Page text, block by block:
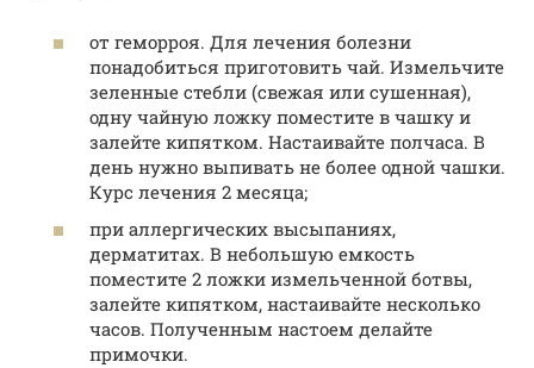
от геморроя. Для лечения болезни
понадобиться приготовить чай. Измельчите
зеленные стебли (свежая или сушенная),
одну чайную ложку поместите в чашку и
залейте кипятком. Настаивайте полчаса. В
день нужно выпивать не более одной чашки.
Курс лечения 2 месяца;
при аллергических высыпаниях,
дерматитах. В небольшую емкость
поместите 2 ложки измельченной ботвы,
залейте кипятком, настаивайте несколько
часов. Полученным настоем делайте
примочки.